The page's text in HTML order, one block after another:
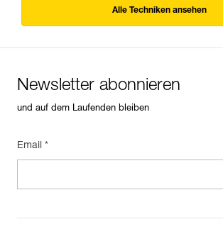
Alle Techniken ansehen
Newsletter abonnieren
und auf dem Laufenden bleiben
Email *